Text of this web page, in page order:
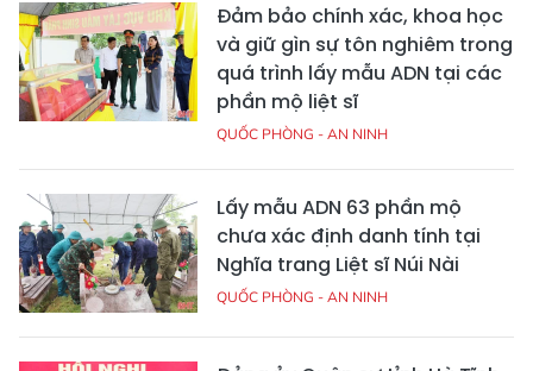
Đảm bảo chính xác, khoa học
và giữ gìn sự tôn nghiêm trong
quá trình lấy mẫu ADN tại các
phần mộ liệt sĩ
QUỐC PHÒNG - AN NINH
Lấy mẫu ADN 63 phần mộ
chưa xác định danh tính tại
Nghĩa trang Liệt sĩ Núi Nài
QUỐC PHÒNG - AN NINH